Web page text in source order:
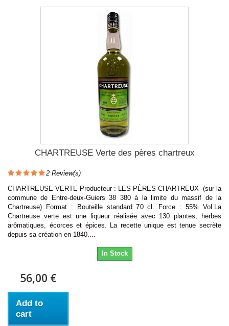
CHARTREUSE Verte des pères chartreux
2 Review(s)
CHARTREUSE VERTE Producteur : LES PÈRES CHARTREUX (sur la
commune de Entre-deux-Guiers 38 380 à la limite du massif de la
Chartreuse) Format : Bouteille standard 70 cl. Force : 55% Vol.La
Chartreuse verte est une liqueur réalisée avec 130 plantes, herbes
arômatiques, écorces et épices. La recette unique est tenue secrète
depuis sa création en 1840....
In Stock
56,00 €
Add to
cart